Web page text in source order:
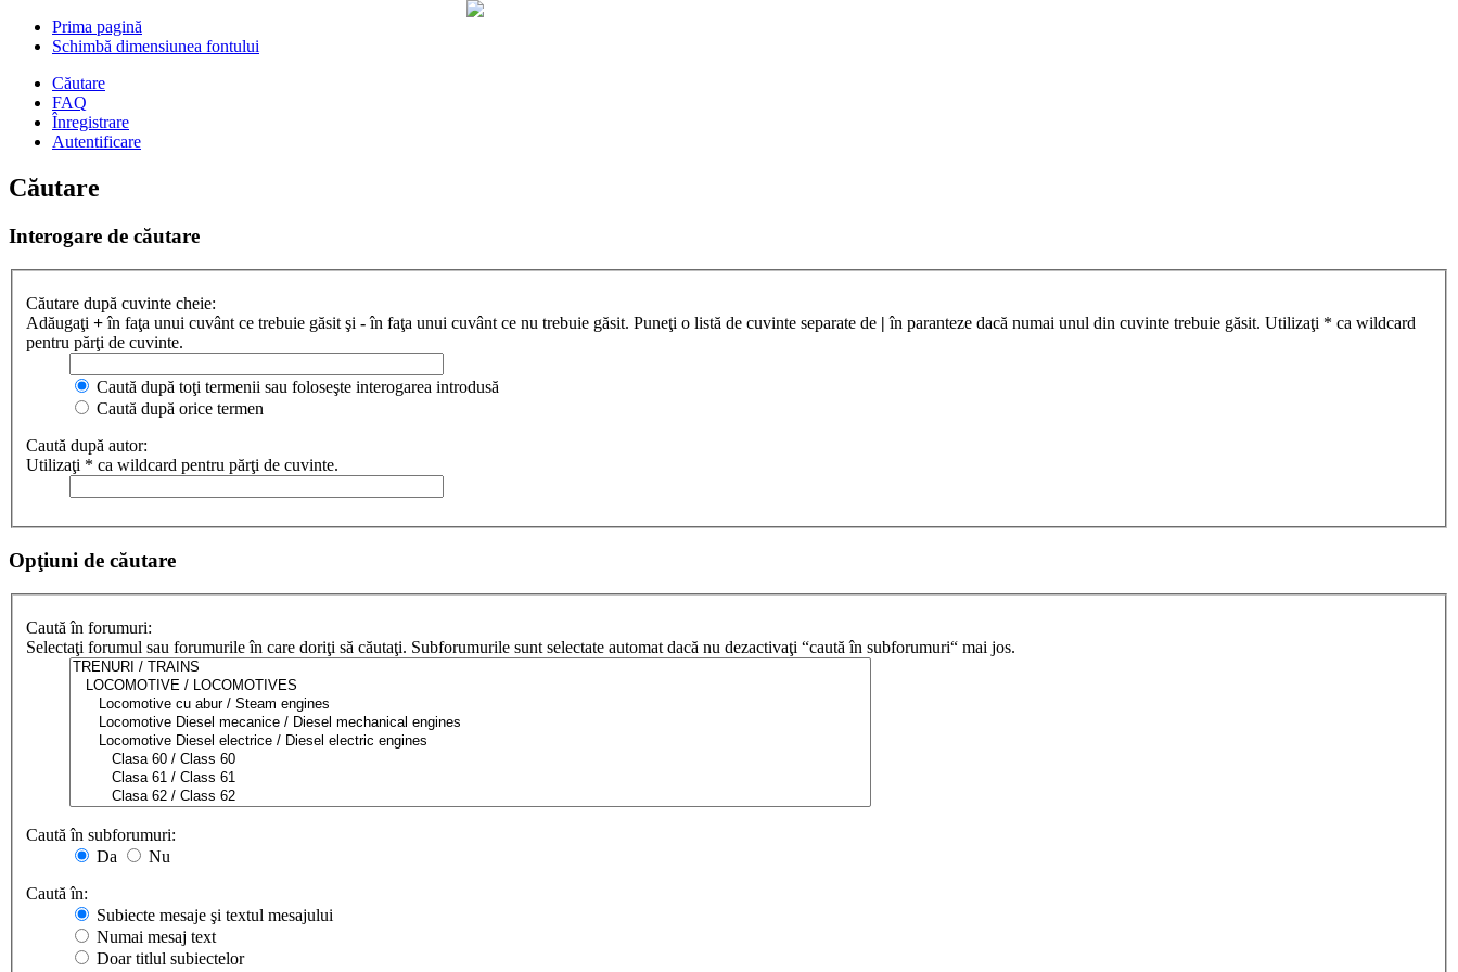
Prima pagină
Schimbă dimensiunea fontului
Căutare
FAQ
Înregistrare
Autentificare
Căutare
Interogare de căutare
Căutare după cuvinte cheie:
Adăugaţi +în faţa unui cuvânt ce trebuie găsit şi -în faţa unui cuvânt ce nu trebuie găsit. Puneţi o listă de cuvinte separate de | în paranteze dacă numai unul din cuvinte trebuie găsit. Utilizaţi * ca wildcard
pentru părţi de cuvinte.
Caută după toţi termenii sau foloseşte interogarea introdusă
Caută după orice termen
Caută după autor:
Utilizaţi * ca wildcard pentru părţi de cuvinte.
Opţiuni de căutare
Caută în forumuri:
Selectaţi forumul sau forumurile în care doriţi să căutaţi. Subforumurile sunt selectate automat dacă nu dezactivaţi “caută în subforumuri“ mai jos.
Caută în subforumuri:
Da
Nu
Caută în:
Subiecte mesaje şi textul mesajului
Numai mesaj text
Doar titlul subiectelor